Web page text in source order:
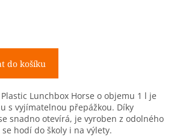
do košíku
Lunchbox Horse o objemu 1 l je
s vyjímatelnou přepážkou. Díky
snadno otevírá, je vyroben z odolného
hodí do školy i na výlety.